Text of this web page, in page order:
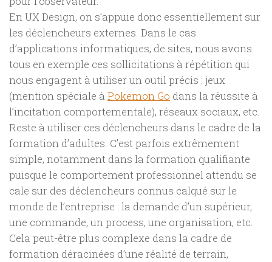
En UX Design, on s’appuie donc essentiellement sur
les déclencheurs externes. Dans le cas
d’applications informatiques, de sites, nous avons
tous en exemple ces sollicitations à répétition qui
nous engagent à utiliser un outil précis : jeux
(mention spéciale à Pokemon Go dans la réussite à
l’incitation comportementale), réseaux sociaux, etc.
Reste à utiliser ces déclencheurs dans le cadre de la
formation d’adultes. C’est parfois extrêmement
simple, notamment dans la formation qualifiante
puisque le comportement professionnel attendu se
cale sur des déclencheurs connus calqué sur le
monde de l’entreprise : la demande d’un supérieur,
une commande, un process, une organisation, etc.
Cela peut-être plus complexe dans la cadre de
formation déracinées d’une réalité de terrain,